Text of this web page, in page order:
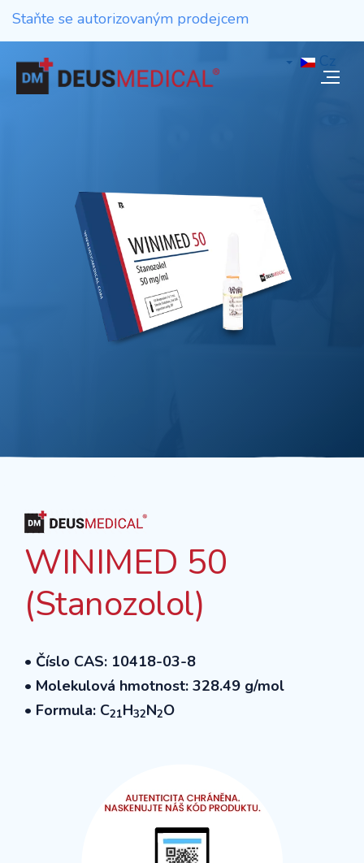
Staňte se autorizovaným prodejcem
Cz
WINIMED 50
(Stanozolol)
• Číslo CAS: 10418-03-8
• Molekulová hmotnost: 328.49 g/mol
• Formula: C21H32N2O